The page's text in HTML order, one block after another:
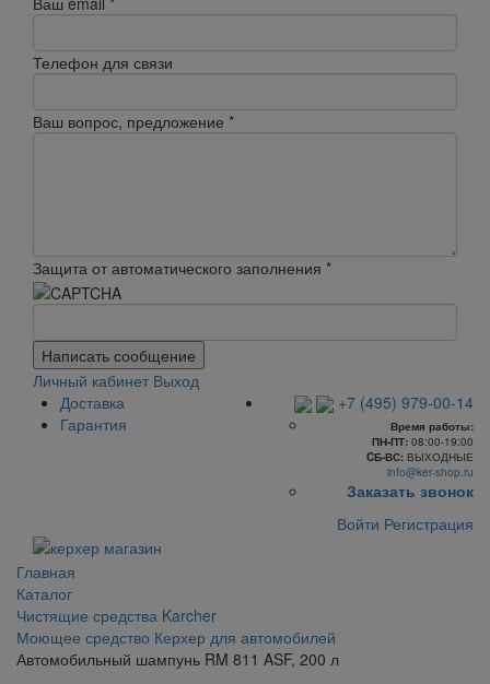
Телефон для связи
Ваш вопрос, предложение *
Защита от автоматического заполнения *
Написать сообщение
Личный кабинет Выход
Доставка
Гарантия
+7 (495) 979-00-14
Время работы:
ПН-ПТ:08:00-19:00
CБ-ВС:ВЫХОДНЫЕ
info@ker-shop.ru
Заказать звонок
Войти Регистрация
Главная
Каталог
Чистящие средства Karcher
Моющее средство Керхер для автомобилей
Автомобильный шампунь RM 811 ASF, 200 л